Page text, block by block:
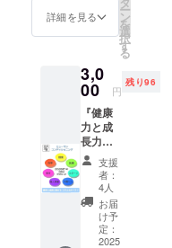
なか良
我をす
る」
「ス
ポーツ
のパ
フォー
マンス
を上げ
たいけ
ど、何
から手
をつけ
ロジェ
クト終
了後に
にて送
らせて
頂くビ
ジネス
LINEに
送る事
で、AI
での姿
勢分析
が出来
ます。
詳しく
は以下
詳細を見る ー
ン
を
選
択
す
る
3,0
00 円
残り96
『健康
力と成
長力向
上』
ヒュー
マンコ
ンディ
ショニ
ングコ
ラム&ボ
支援
者：
4人
お届
け予
定：
2025